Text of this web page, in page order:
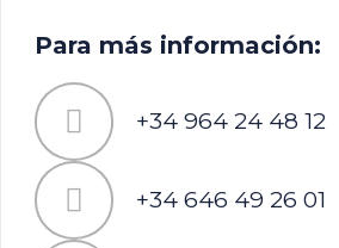
Para más información:
+34 964 24 48 12
+34 646 49 26 01